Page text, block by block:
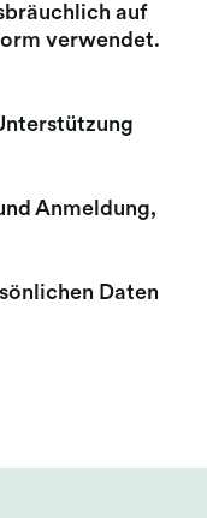
auf
verwendet.
Anmeldung,
Daten